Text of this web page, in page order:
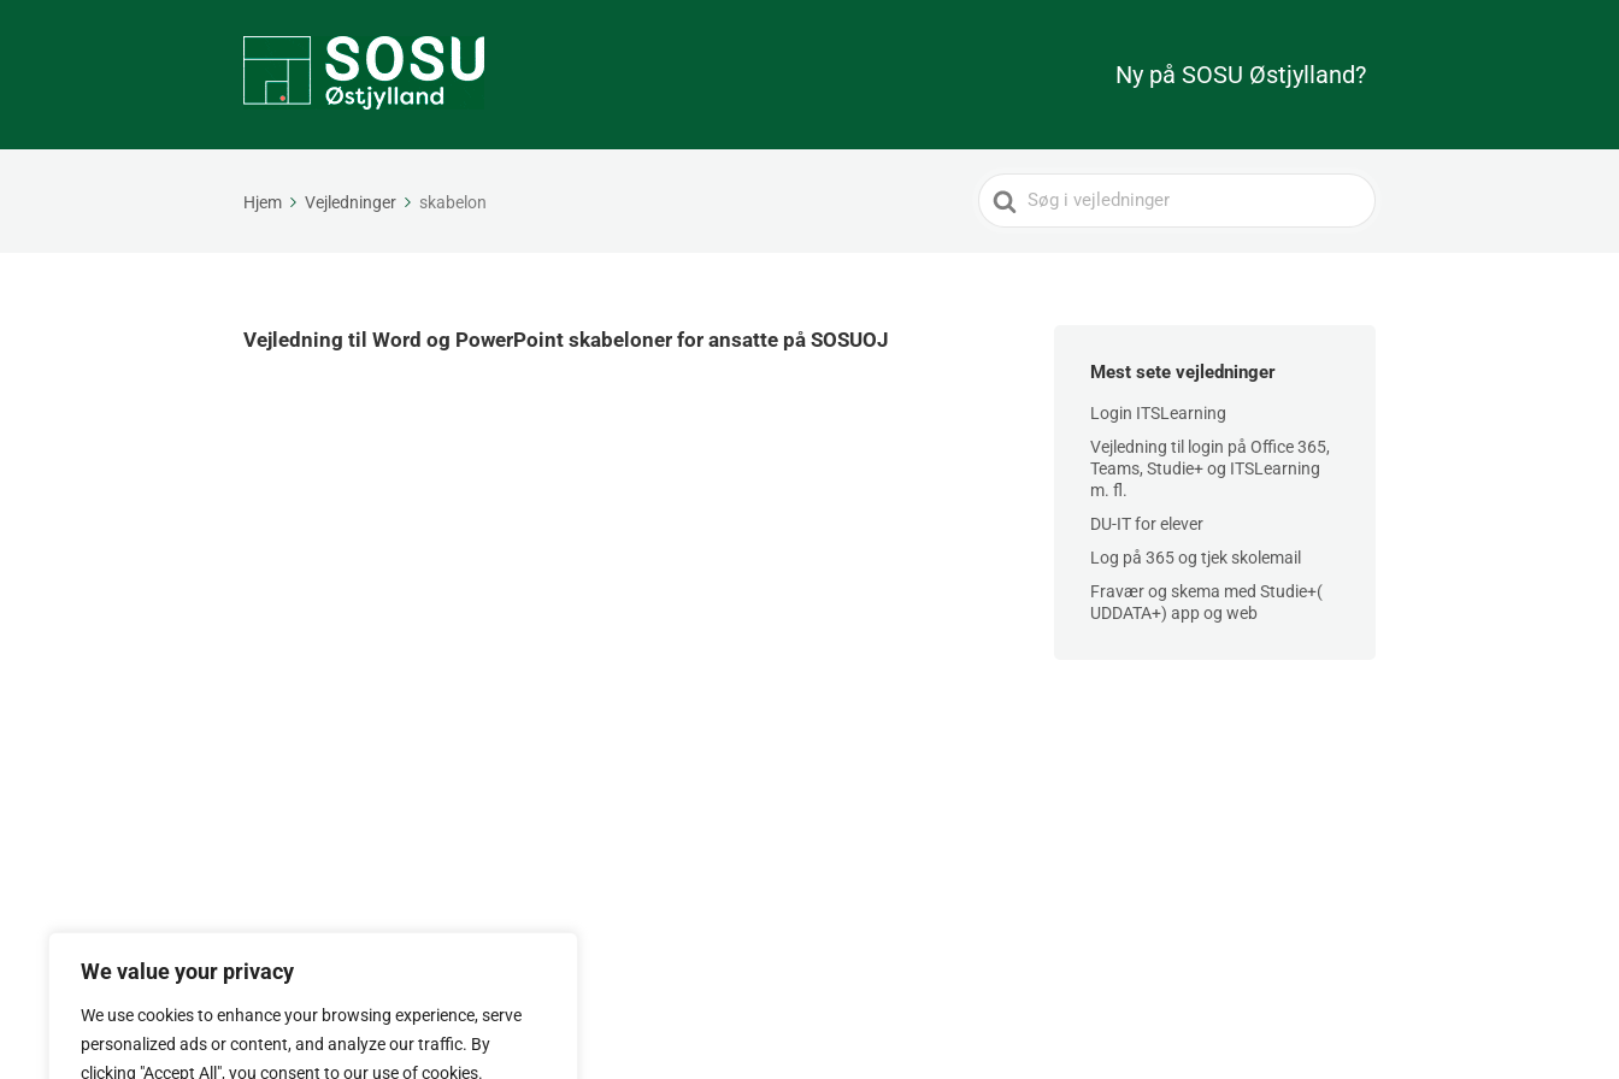
We value your privacy
We use cookies to enhance your browsing experience, serve
personalized ads or content, and analyze our traffic. By
clicking "Accept All", you consent to our use of cookies.
Ny på SOSU Østjylland?
Hjem Vejledninger skabelon
Search
For
Vejledning til Word og PowerPoint skabeloner for ansatte på SOSUOJ
Mest sete vejledninger
Login ITSLearning
Vejledning til login på Office 365,
Teams, Studie+ og ITSLearning
m. fl.
DU-IT for elever
Log på 365 og tjek skolemail
Fravær og skema med Studie+(
UDDATA+) app og web